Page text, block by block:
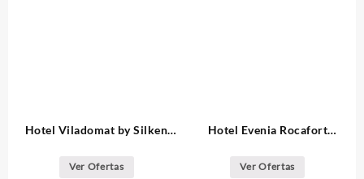
Hotel Viladomat by Silken
Ver Ofertas
Hotel Evenia Rocafort
Ver Ofertas